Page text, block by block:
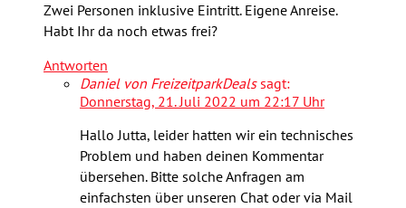
Zwei Personen inklusive Eintritt. Eigene Anreise.
Habt Ihr da noch etwas frei?
Antworten
Daniel von FreizeitparkDeals sagt:
Donnerstag, 21. Juli 2022 um 22:17 Uhr
Hallo Jutta, leider hatten wir ein technisches
Problem und haben deinen Kommentar
übersehen. Bitte solche Anfragen am
einfachsten über unseren Chat oder via Mail